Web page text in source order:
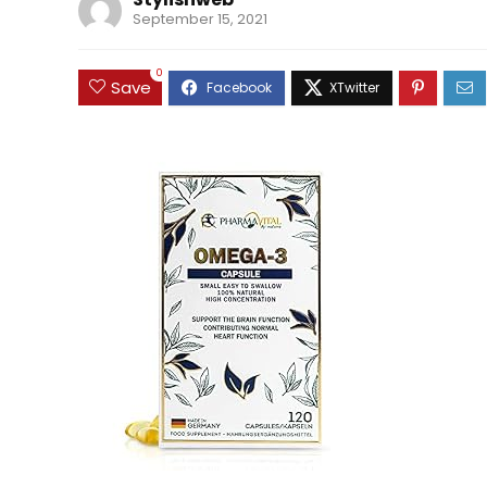
September 15, 2021
Save
0